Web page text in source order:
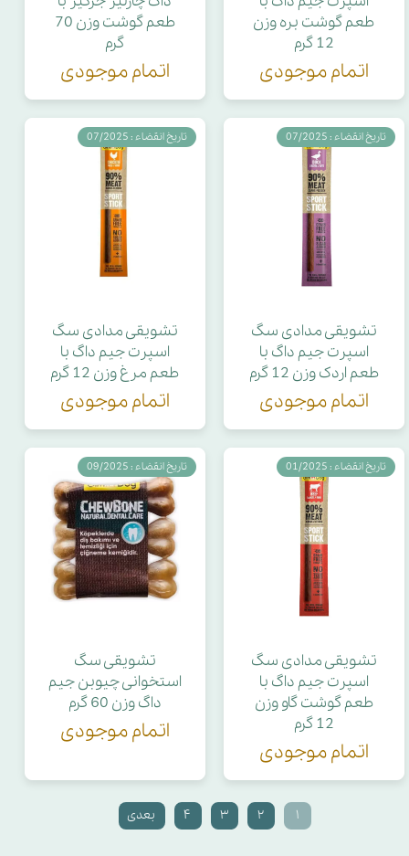
طعم گوشت بره وزن
12 گرم
اتمام موجودی
طعم گوشت وزن 70
گرم
اتمام موجودی
تشویقی مدادی سگ
اسپرت جیم داگ با
طعم اردک وزن 12 گرم
اتمام موجودی
تاریخ انقضاء : 07/2025
تشویقی مدادی سگ
اسپرت جیم داگ با
طعم مرغ وزن 12 گرم
اتمام موجودی
تاریخ انقضاء : 07/2025
تشویقی مدادی سگ
اسپرت جیم داگ با
طعم گوشت گاو وزن
12 گرم
اتمام موجودی
تاریخ انقضاء : 01/2025
تشویقی سگ
استخوانی چیوبن جیم
داگ وزن 60 گرم
اتمام موجودی
تاریخ انقضاء : 09/2025
۱ ۲ ۳ ۴ بعدی